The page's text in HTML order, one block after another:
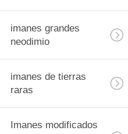
imanes grandes
neodimio
imanes de tierras
raras
Imanes modificados